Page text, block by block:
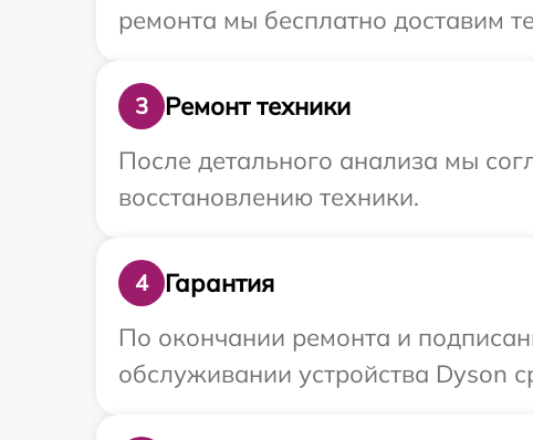
ремонта мы бесплатно доставим
3
Ремонт техники
После детального анализа мы
восстановлению техники.
4
Гарантия
По окончании ремонта и
обслуживании устройства Dyson